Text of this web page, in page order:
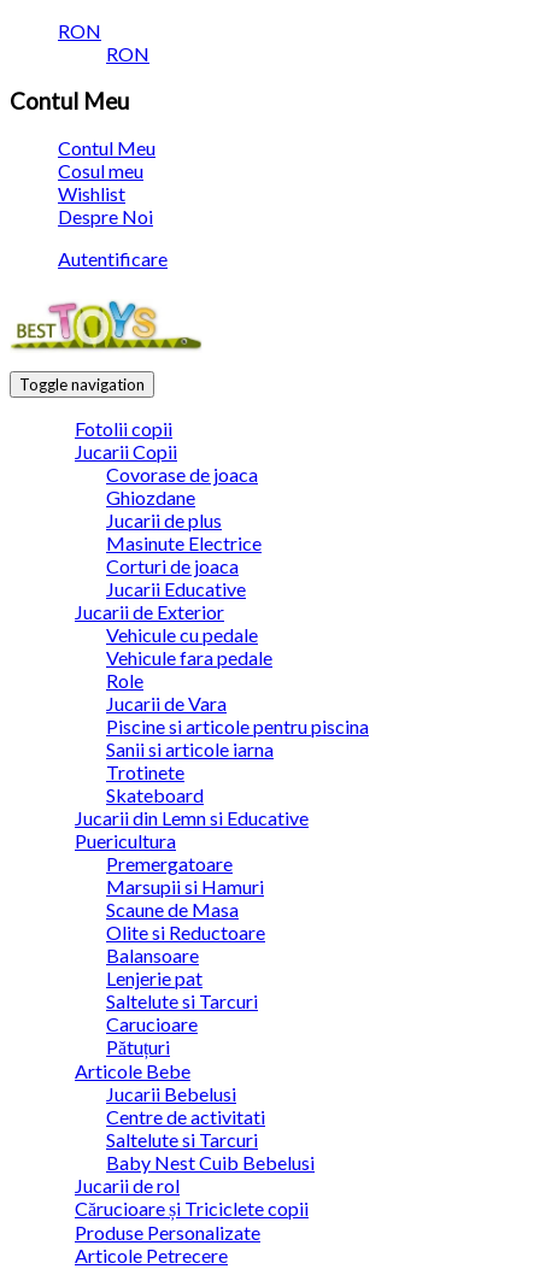
RON
RON
Contul Meu
Contul Meu
Cosul meu
Wishlist
Despre Noi
Autentificare
Toggle navigation
Fotolii copii
Jucarii Copii
Covorase de joaca
Ghiozdane
Jucarii de plus
Masinute Electrice
Corturi de joaca
Jucarii Educative
Jucarii de Exterior
Vehicule cu pedale
Vehicule fara pedale
Role
Jucarii de Vara
Piscine si articole pentru piscina
Sanii si articole iarna
Trotinete
Skateboard
Jucarii din Lemn si Educative
Puericultura
Premergatoare
Marsupii si Hamuri
Scaune de Masa
Olite si Reductoare
Balansoare
Lenjerie pat
Saltelute si Tarcuri
Carucioare
Pătuțuri
Articole Bebe
Jucarii Bebelusi
Centre de activitati
Saltelute si Tarcuri
Baby Nest Cuib Bebelusi
Jucarii de rol
Cărucioare și Triciclete copii
Produse Personalizate
Articole Petrecere